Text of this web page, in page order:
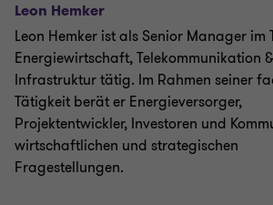
Leon Hemker
Leon Hemker ist als Senior Manager im
Energiewirtschaft, Telekommunikation &
Infrastruktur tätig. Im Rahmen seiner
Tätigkeit berät er Energieversorger,
Projektentwickler, Investoren und
wirtschaftlichen und strategischen
Fragestellungen.